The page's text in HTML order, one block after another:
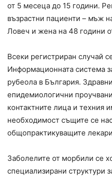
от 5 месеца до 15 години.
възрастни пациенти – мъж
Ловеч и жена на 48 години
Всеки регистриран случай
Информационната система
рубеола в България.
епидемиологични
контактните лица и техния
необходимост същите се
общопрактикуващите
Заболелите от морбили се
специализирани структури